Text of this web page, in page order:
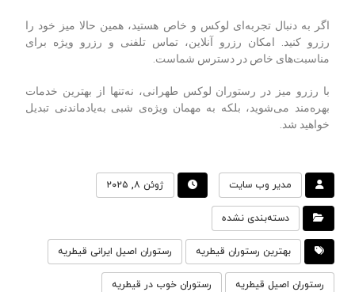
اگر به دنبال تجربه‌ای لوکس و خاص هستید، همین حالا میز خود را
رزرو کنید. امکان رزرو آنلاین، تماس تلفنی و رزرو ویژه برای
مناسبت‌های خاص در دسترس شماست.
با رزرو میز در رستوران لوکس طهرانی، نه‌تنها از بهترین خدمات
بهره‌مند می‌شوید، بلکه به مهمان ویژه‌ی شبی به‌یادماندنی تبدیل
خواهید شد.
مدیر وب سایت ژوئن ۸, ۲۰۲۵
دسته‌بندی نشده
بهترین رستوران قیطریه رستوران اصیل ایرانی قیطریه
رستوران اصیل قیطریه رستوران خوب در قیطریه